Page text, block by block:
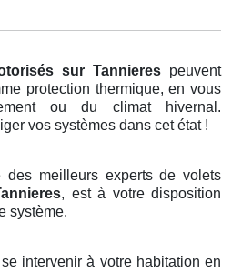
sur Tannieres peuvent
protection thermique, en vous
ou du climat hivernal.
vos systèmes dans cet état !
des meilleurs experts de volets
, est à votre disposition
système.
intervenir à votre habitation en